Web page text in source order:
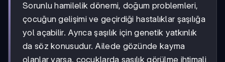
Sorunlu hamilelik dönemi, doğum problemleri,
çocuğun gelişimi ve geçirdiği hastalıklar şaşılığa
yol açabilir. Ayrıca şaşılık için genetik yatkınlık
da söz konusudur. Ailede gözünde kayma
olanlar varsa, çocuklarda şaşılık görülme ihtimali